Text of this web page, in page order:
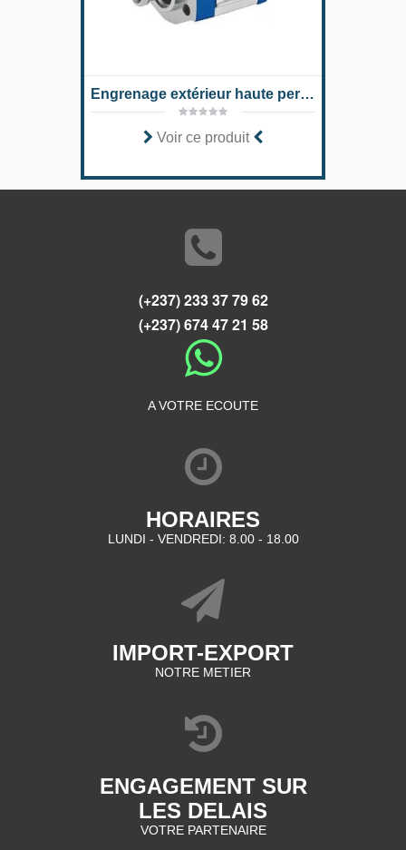
Engrenage extérieur haute performance AZMB
Voir ce produit
(+237) 233 37 79 62
(+237) 674 47 21 58
A VOTRE ECOUTE
HORAIRES
LUNDI - VENDREDI: 8.00 - 18.00
IMPORT-EXPORT
NOTRE METIER
ENGAGEMENT SUR
LES DELAIS
VOTRE PARTENAIRE